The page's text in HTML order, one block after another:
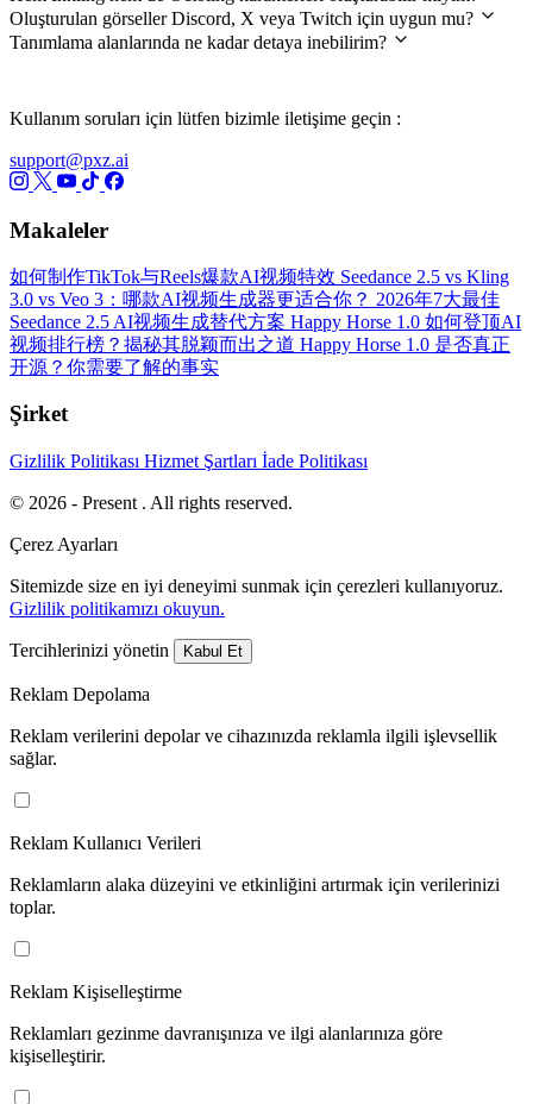
Oluşturulan görseller Discord, X veya Twitch için uygun mu?
Tanımlama alanlarında ne kadar detaya inebilirim?
Kullanım soruları için lütfen bizimle iletişime geçin :
support@pxz.ai
Makaleler
如何制作TikTok与Reels爆款AI视频特效 Seedance 2.5 vs Kling
3.0 vs Veo 3：哪款AI视频生成器更适合你？ 2026年7大最佳
Seedance 2.5 AI视频生成替代方案 Happy Horse 1.0 如何登顶AI
视频排行榜？揭秘其脱颖而出之道 Happy Horse 1.0 是否真正
开源？你需要了解的事实
Şirket
Gizlilik Politikası Hizmet Şartları İade Politikası
© 2026 - Present . All rights reserved.
Çerez Ayarları
Sitemizde size en iyi deneyimi sunmak için çerezleri kullanıyoruz.
Gizlilik politikamızı okuyun.
Tercihlerinizi yönetin Kabul Et
Reklam Depolama
Reklam verilerini depolar ve cihazınızda reklamla ilgili işlevsellik
sağlar.
Reklam Kullanıcı Verileri
Reklamların alaka düzeyini ve etkinliğini artırmak için verilerinizi
toplar.
Reklam Kişiselleştirme
Reklamları gezinme davranışınıza ve ilgi alanlarınıza göre
kişiselleştirir.